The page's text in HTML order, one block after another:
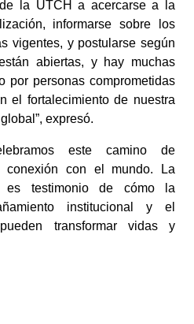
la UTCH a acercarse a la
, informarse sobre los
vigentes, y postularse según
abiertas, y hay muchas
por personas comprometidas
el fortalecimiento de nuestra
expresó.
este camino de
conexión con el mundo. La
testimonio de cómo la
institucional y el
transformar vidas y